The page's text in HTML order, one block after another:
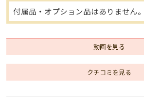
付属品・オプション品はありません。
動画を見る
クチコミを見る